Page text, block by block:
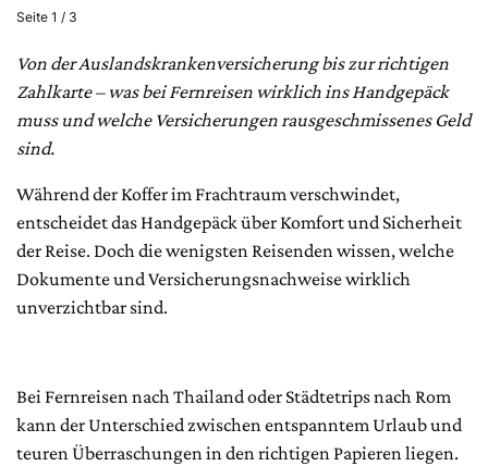
Seite 1 / 3
Von der Auslandskrankenversicherung bis zur richtigen
Zahlkarte – was bei Fernreisen wirklich ins Handgepäck
muss und welche Versicherungen rausgeschmissenes Geld
sind.
Während der Koffer im Frachtraum verschwindet,
entscheidet das Handgepäck über Komfort und Sicherheit
der Reise. Doch die wenigsten Reisenden wissen, welche
Dokumente und Versicherungsnachweise wirklich
unverzichtbar sind.
Bei Fernreisen nach Thailand oder Städtetrips nach Rom
kann der Unterschied zwischen entspanntem Urlaub und
teuren Überraschungen in den richtigen Papieren liegen.